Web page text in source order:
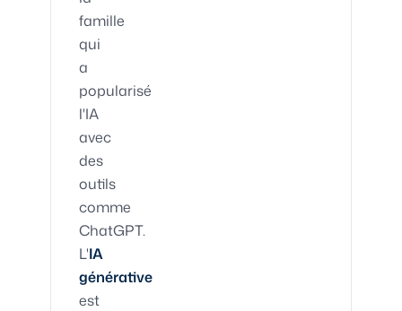
famille
qui
a
popularisé
l'IA
avec
des
outils
comme
ChatGPT.
L'IA
générative
est